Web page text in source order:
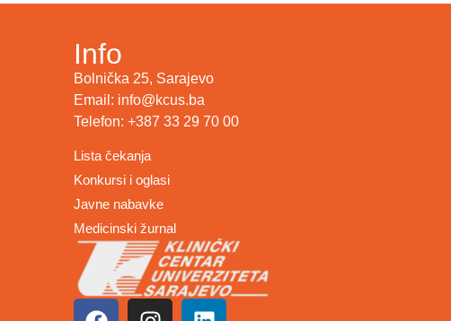
Info
Bolnička 25, Sarajevo
Email: info@kcus.ba
Telefon: +387 33 29 70 00
Lista čekanja
Konkursi i oglasi
Javne nabavke
Medicinski žurnal